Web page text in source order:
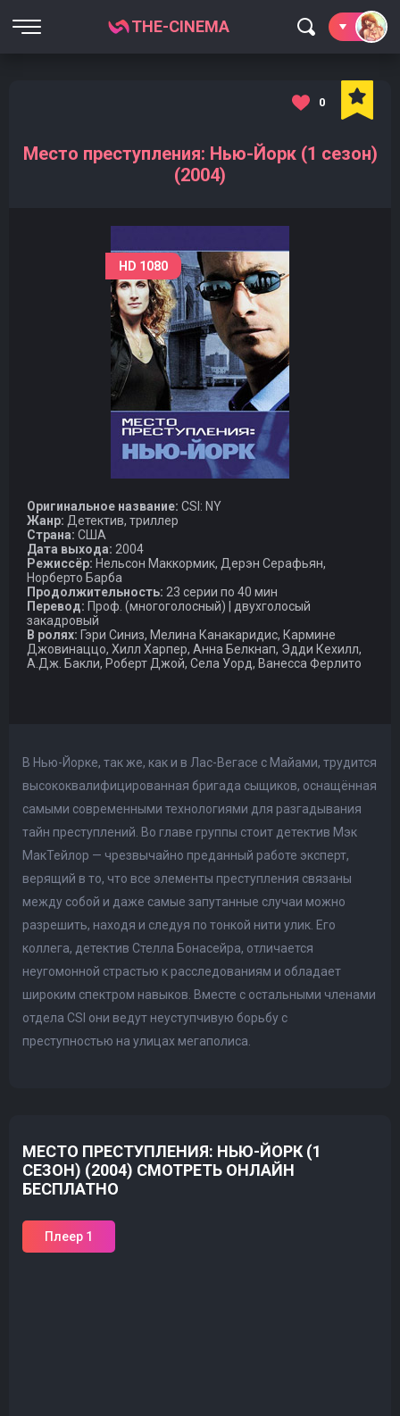
THE-CINEMA
Место преступления: Нью-Йорк (1 сезон)
(2004)
0
HD 1080
Оригинальное название: CSI: NY
Жанр: Детектив, триллер
Страна: США
Дата выхода: 2004
Режиссёр: Нельсон Маккормик, Дерэн Серафьян,
Норберто Барба
Продолжительность: 23 серии по 40 мин
Перевод: Проф. (многоголосный) | двухголосый
закадровый
В ролях: Гэри Синиз, Мелина Канакаридис, Кармине
Джовинаццо, Хилл Харпер, Анна Белкнап, Эдди Кехилл,
А.Дж. Бакли, Роберт Джой, Села Уорд, Ванесса Ферлито
В Нью-Йорке, так же, как и в Лас-Вегасе с Майами, трудится
высококвалифицированная бригада сыщиков, оснащённая
самыми современными технологиями для разгадывания
тайн преступлений. Во главе группы стоит детектив Мэк
МакТейлор — чрезвычайно преданный работе эксперт,
верящий в то, что все элементы преступления связаны
между собой и даже самые запутанные случаи можно
разрешить, находя и следуя по тонкой нити улик. Его
коллега, детектив Стелла Бонасейра, отличается
неугомонной страстью к расследованиям и обладает
широким спектром навыков. Вместе с остальными членами
отдела CSI они ведут неуступчивую борьбу с
преступностью на улицах мегаполиса.
МЕСТО ПРЕСТУПЛЕНИЯ: НЬЮ-ЙОРК (1
СЕЗОН) (2004) СМОТРЕТЬ ОНЛАЙН
БЕСПЛАТНО
Плеер 1